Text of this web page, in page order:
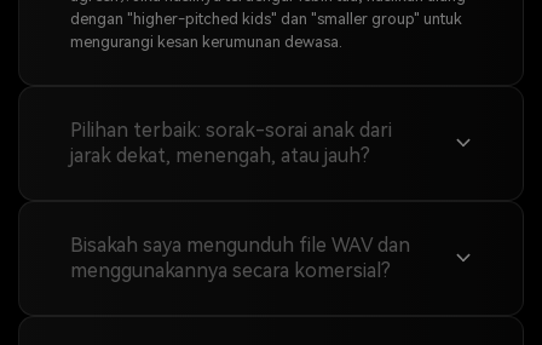
dengan "higher-pitched kids" dan "smaller group" untuk
mengurangi kesan kerumunan dewasa.
Pilihan terbaik: sorak-sorai anak dari
jarak dekat, menengah, atau jauh?
Bisakah saya mengunduh file WAV dan
menggunakannya secara komersial?